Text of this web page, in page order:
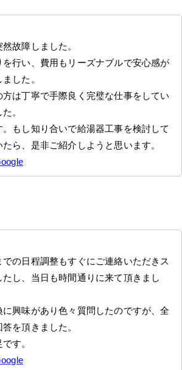
故障しました。
を行い、費用もリーズナブルで安心感が
した。
方は丁寧で手際良く完璧な仕事をしてい
。
。もし知り合いで給湯器工事を検討して
ら、是非ご紹介しようと思います。
での日程調整もすぐにご連絡いただきス
たし、当日も時間通りに来て頂きまし
に興味があり色々質問したのですが、全
を頂きました。
す。